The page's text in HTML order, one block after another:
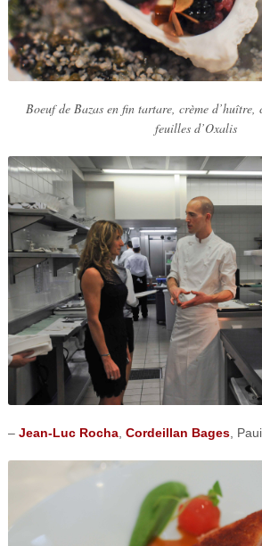
Boeuf de Bazas en fin tartare, crème
feuilles d’Oxalis
– Jean-Luc Rocha, Cordeillan Bages,